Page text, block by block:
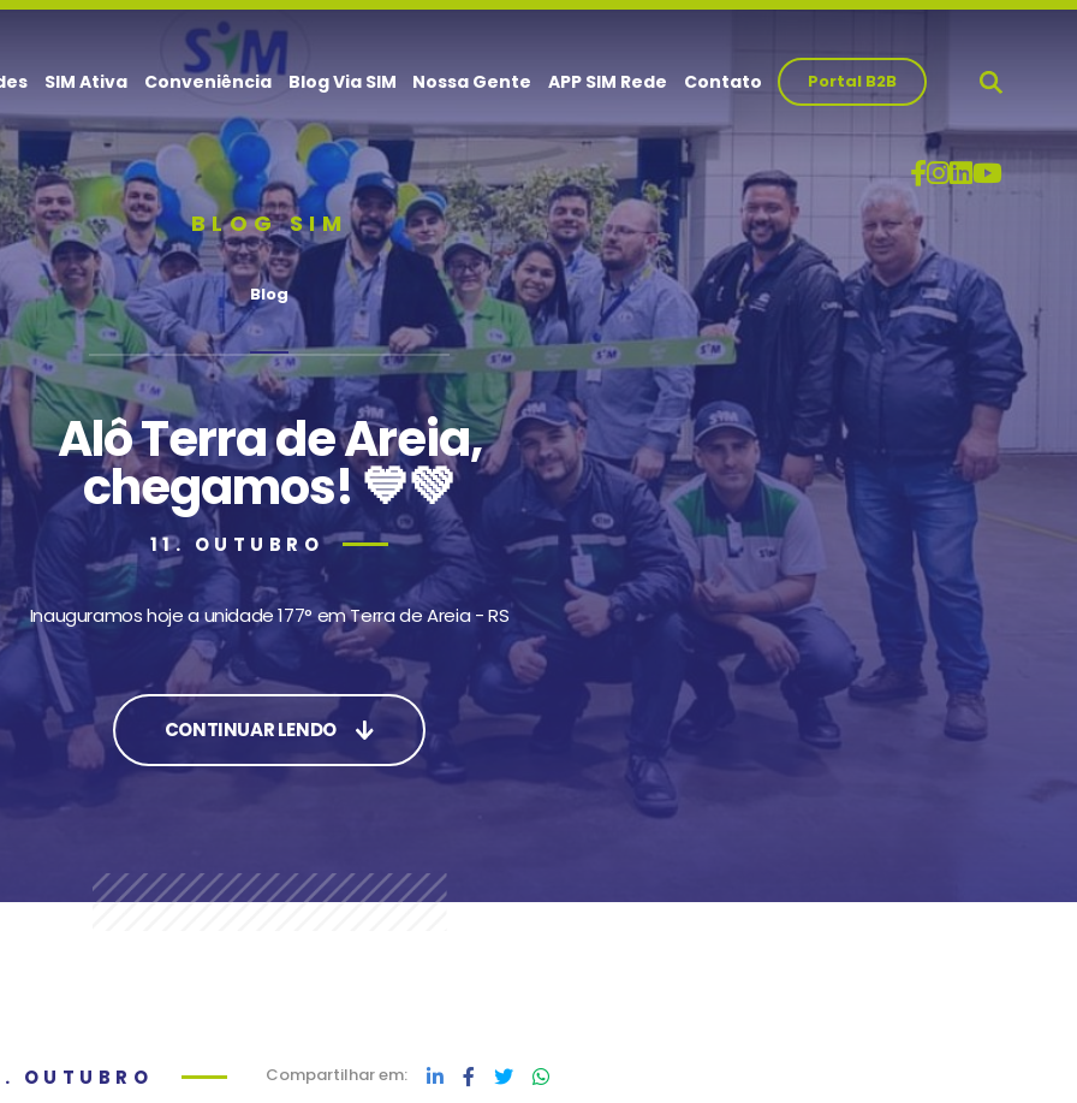
SIM Ativa Conveniência Blog Via SIM Nossa Gente APP SIM Rede Contato Portal B2B
BLOG SIM
Blog
Alô Terra de Areia,
chegamos! 💙💚
11. OUTUBRO
Inauguramos hoje a unidade 177° em Terra de Areia - RS
CONTINUAR LENDO
OUTUBRO Compartilhar em: